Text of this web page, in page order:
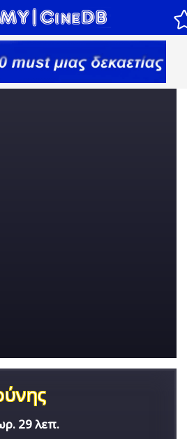
29 λεπ.